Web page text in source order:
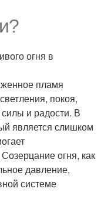
огня в
пламя
покоя,
и радости. В
является слишком
огня, как
давление,
системе